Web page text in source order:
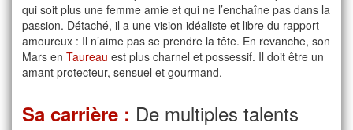
qui soit plus une femme amie et qui ne l’enchaîne pas dans la
passion. Détaché, il a une vision idéaliste et libre du rapport
amoureux : Il n’aime pas se prendre la tête. En revanche, son
Mars en Taureau est plus charnel et possessif. Il doit être un
amant protecteur, sensuel et gourmand.
Sa carrière : De multiples talents